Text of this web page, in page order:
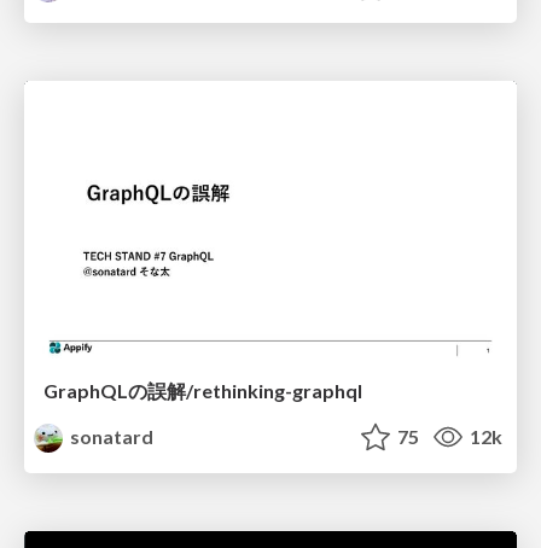
GraphQLの誤解/rethinking-graphql
sonatard
75 12k